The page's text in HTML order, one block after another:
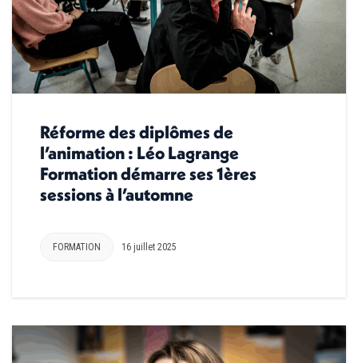
Réforme des diplômes de
l’animation : Léo Lagrange
Formation démarre ses 1ères
sessions à l’automne
FORMATION 16 juillet 2025